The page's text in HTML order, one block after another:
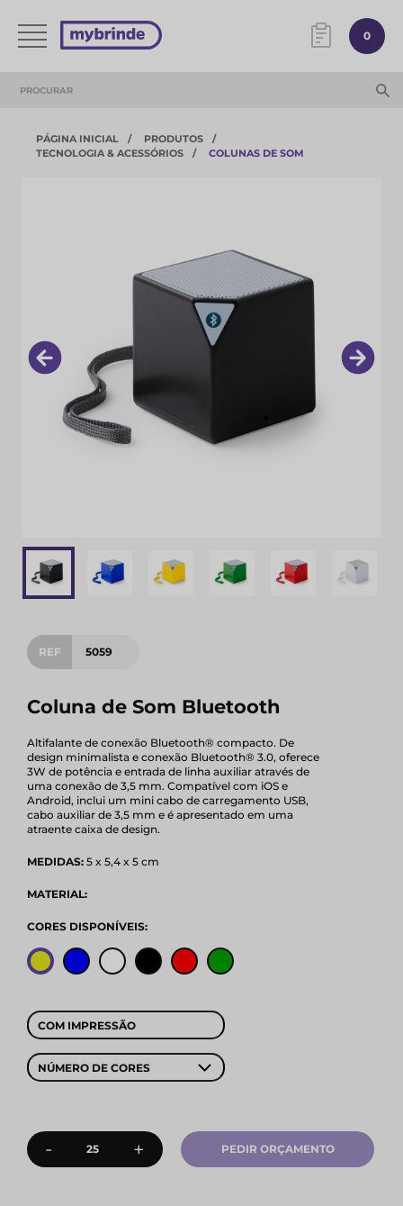
0
PÁGINA INICIAL
PRODUTOS
TECNOLOGIA & ACESSÓRIOS​
COLUNAS DE SOM
REF 5059
Coluna de Som Bluetooth
Altifalante de conexão Bluetooth® compacto. De
design minimalista e conexão Bluetooth® 3.0, oferece
3W de potência e entrada de linha auxiliar através de
uma conexão de 3,5 mm. Compatível com iOS e
Android, inclui um mini cabo de carregamento USB,
cabo auxiliar de 3,5 mm e é apresentado em uma
atraente caixa de design.
MEDIDAS: 5 x 5,4 x 5 cm
MATERIAL:
CORES DISPONÍVEIS:
COM IMPRESSÃO
NÚMERO DE CORES
- + PEDIR ORÇAMENTO